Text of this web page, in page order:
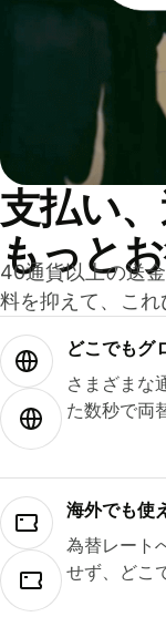
支払い
もっと
40通貨以上の送
料を抑えて、これ
どこでもグ⁠
さまざまな
た数秒で両
海外でも使
為替レート
せず、どこ